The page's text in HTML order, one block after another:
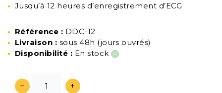
Jusqu’à 12 heures d’enregistrement d’ECG
Référence : DDC-12
Livraison : sous 48h (jours ouvrés)
Disponibilité : En stock
− +